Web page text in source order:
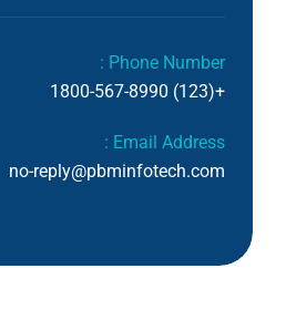
Phone Number :
+(123) 1800-567-8990
Email Address :
no-reply@pbminfotech.com